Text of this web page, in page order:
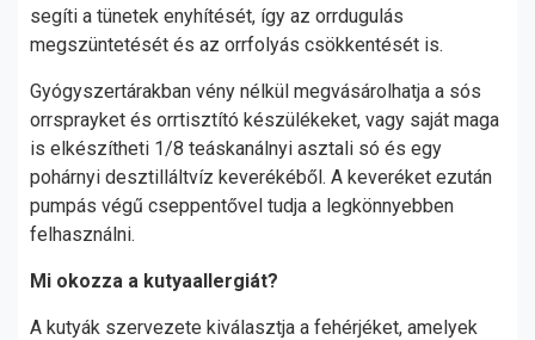
segíti a tünetek enyhítését, így az orrdugulás
megszüntetését és az orrfolyás csökkentését is.
Gyógyszertárakban vény nélkül megvásárolhatja a sós
orrsprayket és orrtisztító készülékeket, vagy saját maga
is elkészítheti 1/8 teáskanálnyi asztali só és egy
pohárnyi desztilláltvíz keverékéből. A keveréket ezután
pumpás végű cseppentővel tudja a legkönnyebben
felhasználni.
Mi okozza a kutyaallergiát?
A kutyák szervezete kiválasztja a fehérjéket, amelyek